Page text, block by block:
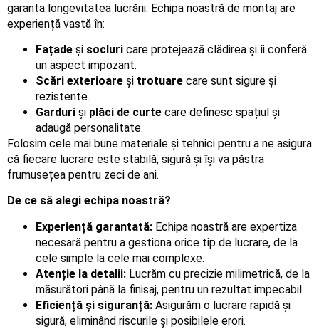
garanta longevitatea lucrării. Echipa noastră de montaj are
experiență vastă în:
Fațade și socluri care protejează clădirea și îi conferă
un aspect impozant.
Scări exterioare și trotuare care sunt sigure și
rezistente.
Garduri și plăci de curte care definesc spațiul și
adaugă personalitate.
Folosim cele mai bune materiale și tehnici pentru a ne asigura
că fiecare lucrare este stabilă, sigură și își va păstra
frumusețea pentru zeci de ani.
De ce să alegi echipa noastră?
Experiență garantată: Echipa noastră are expertiza
necesară pentru a gestiona orice tip de lucrare, de la
cele simple la cele mai complexe.
Atenție la detalii: Lucrăm cu precizie milimetrică, de la
măsurători până la finisaj, pentru un rezultat impecabil.
Eficiență și siguranță: Asigurăm o lucrare rapidă și
sigură, eliminând riscurile și posibilele erori.